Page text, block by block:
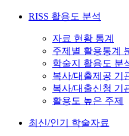
RISS 활용도 분석
자료 현황 통계
주제별 활용통계
학술지 활용도 분
복사/대출제공 기
복사/대출신청 기
활용도 높은 주제
최신/인기 학술자료